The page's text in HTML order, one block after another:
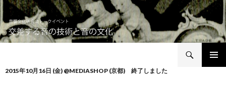
音響文化研究会トークイベント 交差する音の技術と音の文化
ン
2015年10月16日 (金) @MEDIASHOP (京都) 終了しました